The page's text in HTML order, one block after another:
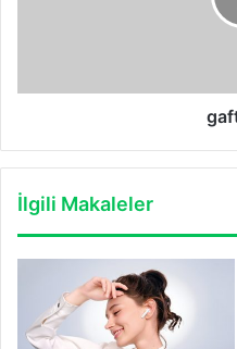
İlgili Makaleler